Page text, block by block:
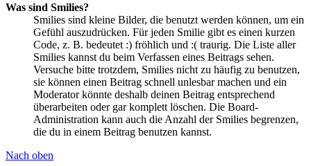
Was sind Smilies?
Smilies sind kleine Bilder, die benutzt werden können, um ein
Gefühl auszudrücken. Für jeden Smilie gibt es einen kurzen
Code, z. B. bedeutet :) fröhlich und :( traurig. Die Liste aller
Smilies kannst du beim Verfassen eines Beitrags sehen.
Versuche bitte trotzdem, Smilies nicht zu häufig zu benutzen,
sie können einen Beitrag schnell unlesbar machen und ein
Moderator könnte deshalb deinen Beitrag entsprechend
überarbeiten oder gar komplett löschen. Die Board-
Administration kann auch die Anzahl der Smilies begrenzen,
die du in einem Beitrag benutzen kannst.
Nach oben